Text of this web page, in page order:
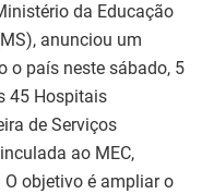
da Educação
anunciou um
o país neste sábado, 5
45 Hospitais
de Serviços
ao MEC,
objetivo é ampliar o